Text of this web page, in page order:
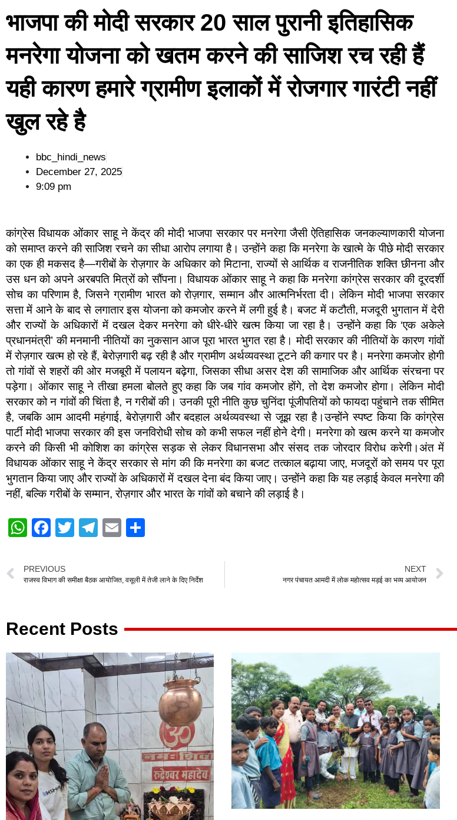
भाजपा की मोदी सरकार 20 साल पुरानी इतिहासिक
मनरेगा योजना को खतम करने की साजिश रच रही हैं
यही कारण हमारे ग्रामीण इलाकों में रोजगार गारंटी नहीं
खुल रहे है
bbc_hindi_news
December 27, 2025
9:09 pm
कांग्रेस विधायक ओंकार साहू ने केंद्र की मोदी भाजपा सरकार पर मनरेगा जैसी ऐतिहासिक जनकल्याणकारी योजना
को समाप्त करने की साजिश रचने का सीधा आरोप लगाया है। उन्होंने कहा कि मनरेगा के खात्मे के पीछे मोदी सरकार
का एक ही मकसद है—गरीबों के रोज़गार के अधिकार को मिटाना, राज्यों से आर्थिक व राजनीतिक शक्ति छीनना और
उस धन को अपने अरबपति मित्रों को सौंपना। विधायक ओंकार साहू ने कहा कि मनरेगा कांग्रेस सरकार की दूरदर्शी
सोच का परिणाम है, जिसने ग्रामीण भारत को रोज़गार, सम्मान और आत्मनिर्भरता दी। लेकिन मोदी भाजपा सरकार
सत्ता में आने के बाद से लगातार इस योजना को कमजोर करने में लगी हुई है। बजट में कटौती, मजदूरी भुगतान में देरी
और राज्यों के अधिकारों में दखल देकर मनरेगा को धीरे-धीरे खत्म किया जा रहा है। उन्होंने कहा कि ‘एक अकेले
प्रधानमंत्री’ की मनमानी नीतियों का नुकसान आज पूरा भारत भुगत रहा है। मोदी सरकार की नीतियों के कारण गांवों
में रोज़गार खत्म हो रहे हैं, बेरोज़गारी बढ़ रही है और ग्रामीण अर्थव्यवस्था टूटने की कगार पर है। मनरेगा कमजोर होगी
तो गांवों से शहरों की ओर मजबूरी में पलायन बढ़ेगा, जिसका सीधा असर देश की सामाजिक और आर्थिक संरचना पर
पड़ेगा। ओंकार साहू ने तीखा हमला बोलते हुए कहा कि जब गांव कमजोर होंगे, तो देश कमजोर होगा। लेकिन मोदी
सरकार को न गांवों की चिंता है, न गरीबों की। उनकी पूरी नीति कुछ चुनिंदा पूंजीपतियों को फायदा पहुंचाने तक सीमित
है, जबकि आम आदमी महंगाई, बेरोज़गारी और बदहाल अर्थव्यवस्था से जूझ रहा है।उन्होंने स्पष्ट किया कि कांग्रेस
पार्टी मोदी भाजपा सरकार की इस जनविरोधी सोच को कभी सफल नहीं होने देगी। मनरेगा को खत्म करने या कमजोर
करने की किसी भी कोशिश का कांग्रेस सड़क से लेकर विधानसभा और संसद तक जोरदार विरोध करेगी।अंत में
विधायक ओंकार साहू ने केंद्र सरकार से मांग की कि मनरेगा का बजट तत्काल बढ़ाया जाए, मजदूरों को समय पर पूरा
भुगतान किया जाए और राज्यों के अधिकारों में दखल देना बंद किया जाए। उन्होंने कहा कि यह लड़ाई केवल मनरेगा की
नहीं, बल्कि गरीबों के सम्मान, रोज़गार और भारत के गांवों को बचाने की लड़ाई है।
W
at
s
p
p
F
c
e
o
o
k
T
er
T
gr
m
E
e
PREVIOUS
राजस्व विभाग की समीक्षा बैठक आयोजित, वसूली में तेजी लाने के दिए निर्देश
NEXT
नगर पंचायत आमदी में लोक महोत्सव मड़ई का भव्य आयोजन
Recent Posts